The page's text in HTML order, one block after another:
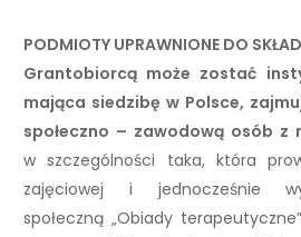
PODMIOTY UPRAWNIONE DO
Grantobiorcą może zostać
mająca siedzibę w Polsce,
społeczno – zawodową osób z
w szczególności taka, która
zajęciowej i jednocześnie
społeczną „Obiady